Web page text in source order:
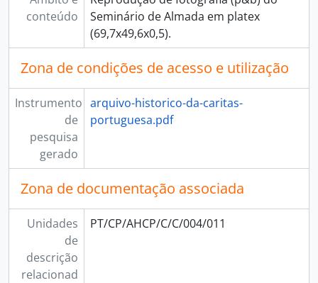
conteúdo
Seminário de Almada em platex
(69,7x49,6x0,5).
Zona de condições de acesso e utilização
Instrumento
de
pesquisa
gerado
arquivo-historico-da-caritas-
portuguesa.pdf
Zona de documentação associada
Unidades
de
descrição
relacionad
PT/CP/AHCP/C/C/004/011